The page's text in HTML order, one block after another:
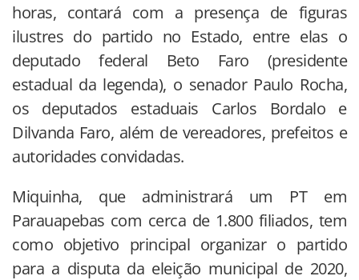
horas, contará com a presença de figuras
ilustres do partido no Estado, entre elas o
deputado federal Beto Faro (presidente
estadual da legenda), o senador Paulo Rocha,
os deputados estaduais Carlos Bordalo e
Dilvanda Faro, além de vereadores, prefeitos e
autoridades convidadas.
Miquinha, que administrará um PT em
Parauapebas com cerca de 1.800 filiados, tem
como objetivo principal organizar o partido
para a disputa da eleição municipal de 2020,